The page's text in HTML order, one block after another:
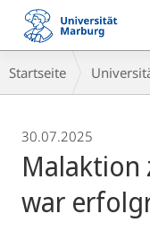
Mobile-
Navigation
Breadcrumb-
Navigation
Startseite
30.07.2025
Malaktion
war